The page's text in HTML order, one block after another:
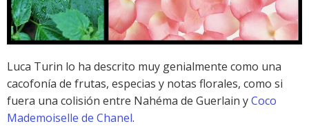
Luca Turin lo ha descrito muy genialmente como una
cacofonía de frutas, especias y notas florales, como si
fuera una colisión entre Nahéma de Guerlain yCoco
Mademoiselle de Chanel.